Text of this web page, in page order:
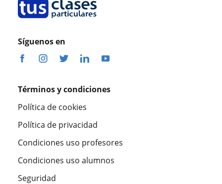
Síguenos en
Términos y condiciones
Política de cookies
Política de privacidad
Condiciones uso profesores
Condiciones uso alumnos
Seguridad